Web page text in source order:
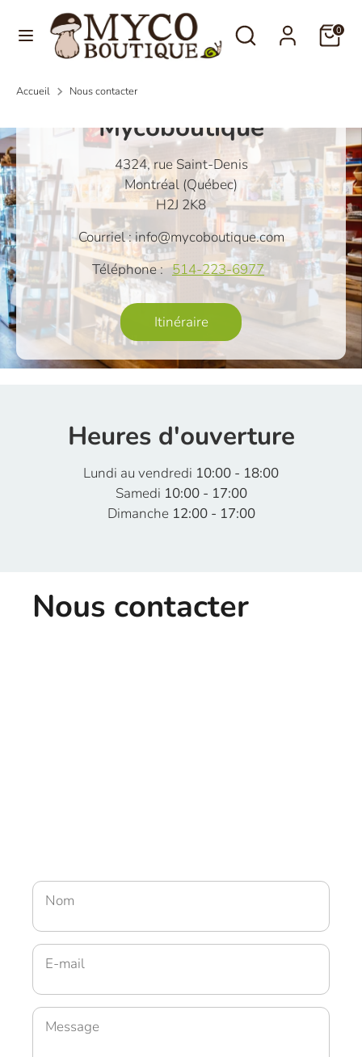
Recherche
Rechercher
dans
boutique
0
Langue
Français
dans
boutique
Accueil Nous contacter
Mycoboutique
4324, rue Saint-Denis
Montréal (Québec)
H2J 2K8
Courriel : info@mycoboutique.com
Téléphone : 514-223-6977
Itinéraire
Heures d'ouverture
Lundi au vendredi 10:00 - 18:00
Samedi 10:00 - 17:00
Dimanche 12:00 - 17:00
Nous contacter
Nom
E-mail
Message